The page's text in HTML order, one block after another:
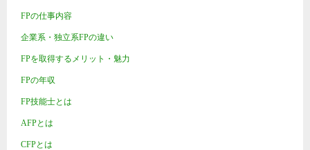
FPの仕事内容
企業系・独立系FPの違い
FPを取得するメリット・魅力
FPの年収
FP技能士とは
AFPとは
CFPとは